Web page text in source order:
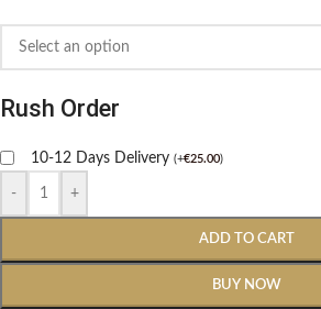
Rush Order
10-12 Days Delivery (+€25.00)
- +
ADD TO CART
BUY NOW